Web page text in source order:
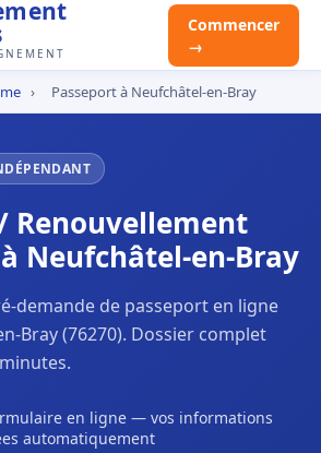
Commencer
→
› Passeport à Neufchâtel-en-Bray
Renouvellement
Neufchâtel-en-Bray
demande de passeport en ligne
Bray (76270). Dossier complet
en ligne — vos informations
automatiquement